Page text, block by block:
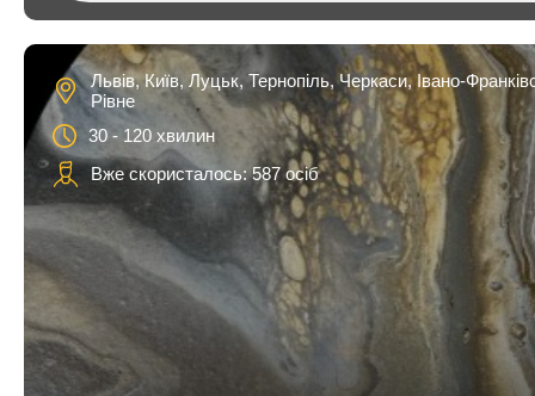
2 ос. / 2-2,5 години 2 200 грн
Львів, Київ, Луцьк, Тернопіль, Черкаси, Івано-
Рівне
30 - 120 хвилин
Вже скористалось: 587 осіб